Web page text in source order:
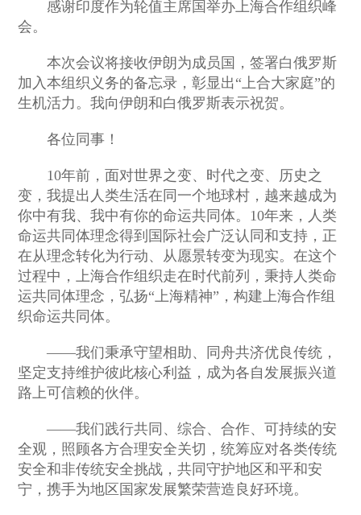
感谢印度作为轮值主席国举办上海合作组织峰
会。
本次会议将接收伊朗为成员国，签署白俄罗斯
加入本组织义务的备忘录，彰显出“上合大家庭”的
生机活力。我向伊朗和白俄罗斯表示祝贺。
各位同事！
10年前，面对世界之变、时代之变、历史之
变，我提出人类生活在同一个地球村，越来越成为
你中有我、我中有你的命运共同体。10年来，人类
命运共同体理念得到国际社会广泛认同和支持，正
在从理念转化为行动、从愿景转变为现实。在这个
过程中，上海合作组织走在时代前列，秉持人类命
运共同体理念，弘扬“上海精神”，构建上海合作组
织命运共同体。
——我们秉承守望相助、同舟共济优良传统，
坚定支持维护彼此核心利益，成为各自发展振兴道
路上可信赖的伙伴。
——我们践行共同、综合、合作、可持续的安
全观，照顾各方合理安全关切，统筹应对各类传统
安全和非传统安全挑战，共同守护地区和平和安
宁，携手为地区国家发展繁荣营造良好环境。